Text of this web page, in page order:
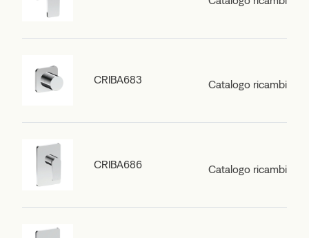
CRIBA683 Catalogo ricambi
CRIBA686 Catalogo ricambi